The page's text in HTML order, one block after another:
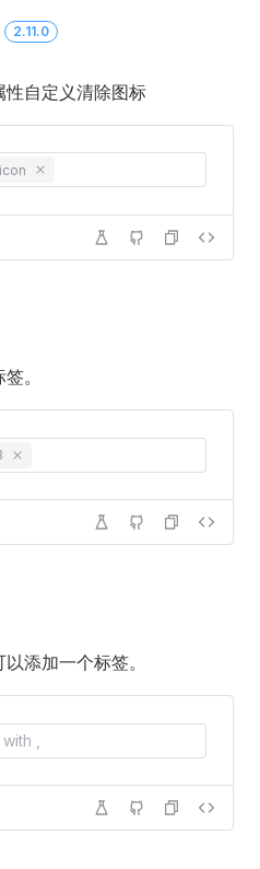
2.11.0
性自定义清除图标
icon
。
添加一个标签。